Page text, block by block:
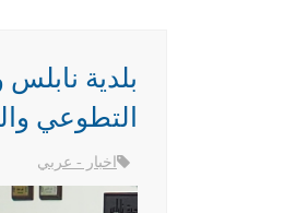
بلدية
التطوعي
اخبار - عربي